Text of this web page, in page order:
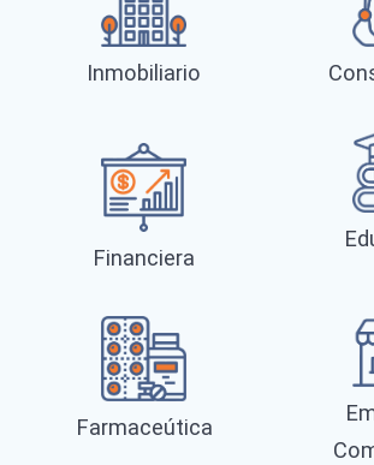
Inmobiliario
Financiera
Farmaceútica